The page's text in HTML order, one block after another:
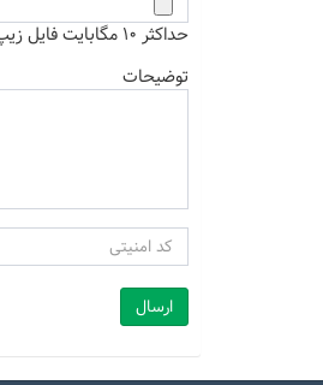
حداکثر 10 مگابایت فایل زیپ
توضیحات
ارسال